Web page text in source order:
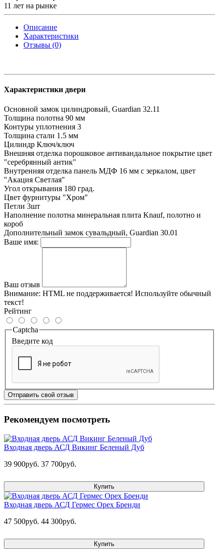
11 лет на рынке
Описание
Характеристики
Отзывы (0)
Характеристики двери
Основной замок цилиндровый, Guardian 32.11
Толщина полотна 90 мм
Контуры уплотнения 3
Толщина стали 1.5 мм
Цилиндр Ключ/ключ
Внешняя отделка порошковое антивандальное покрытие цвет
"серебрянный антик"
Внутренняя отделка панель МДФ 16 мм с зеркалом, цвет
"Акация Светлая"
Угол открывания 180 град.
Цвет фурнитуры "Хром"
Петли 3шт
Наполнение полотна минеральная плита Knauf, полотно и
короб
Дополнительный замок сувальдный, Guardian 30.01
Ваше имя:
Ваш отзыв
Внимание: HTML не поддерживается! Используйте обычный
текст!
Рейтинг
Captcha
Введите код
Отправить свой отзыв
Рекомендуем посмотреть
Входная дверь АСД Викинг Беленый Дуб
39 900руб. 37 700руб.
Купить
Входная дверь АСД Гермес Орех Бренди
47 500руб. 44 300руб.
Купить